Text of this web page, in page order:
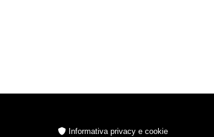
Informativa privacy e cookie